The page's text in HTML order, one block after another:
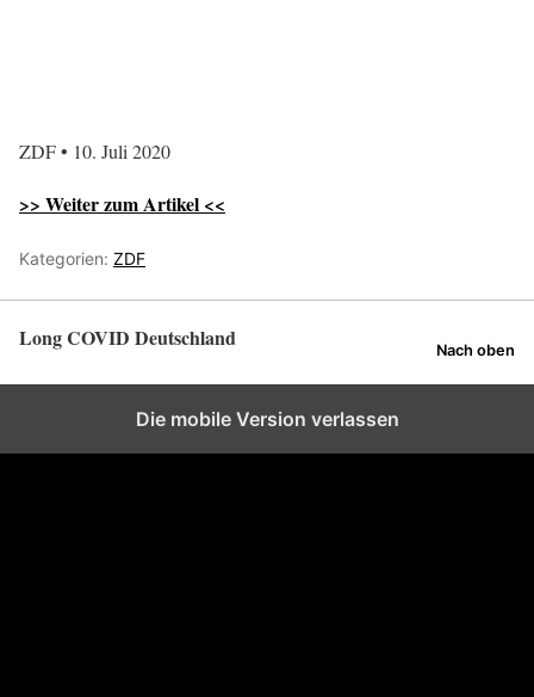
ZDF • 10. Juli 2020
>> Weiter zum Artikel <<
Kategorien: ZDF
Long COVID Deutschland Nach oben
Die mobile Version verlassen